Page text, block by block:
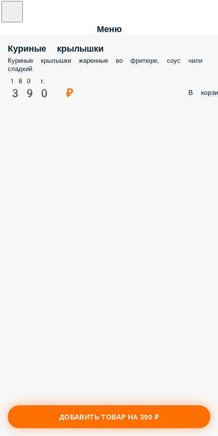
Меню
Куриные крылышки
Куриные крылышки жаренные во фритюре, соус чили
сладкий.
180 г.
390 ₽ В
ДОБАВИТЬ ТОВАР НА390 ₽